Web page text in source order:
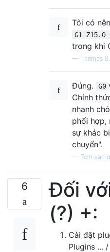
Tôi có
G1 Z15.0
trong khi
— Thomas S.
Đúng. G0
Chính
nhanh
phối hợp,
sự khác
chuyển".
— Tom van
6
Đối
(?) +:
Cài đặt
Plugins ...